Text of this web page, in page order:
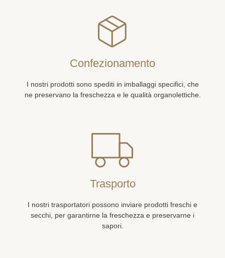
Confezionamento
I nostri prodotti sono spediti in imballaggi specifici, che
ne preservano la freschezza e le qualità organolettiche.
Trasporto
I nostri trasportatori possono inviare prodotti freschi e
secchi, per garantirne la freschezza e preservarne i
sapori.